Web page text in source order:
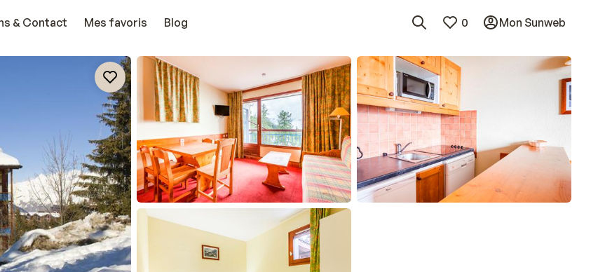
& Contact Mes favoris Blog 0 Mon Sunweb